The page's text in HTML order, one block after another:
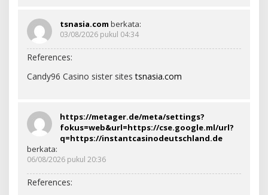
tsnasia.com berkata:
03/08/2026 pukul 04:34
References:
Candy96 Casino sister sitestsnasia.com
https://metager.de/meta/settings?
fokus=web&url=https://cse.google.ml/url?
q=https://instantcasinodeutschland.de
berkata:
06/08/2026 pukul 20:36
References: